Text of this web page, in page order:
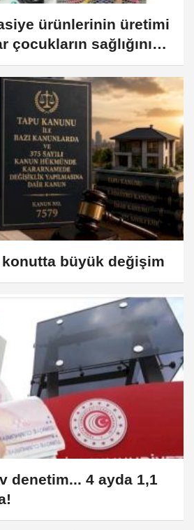
ürünlerinin üretimi
çocukların sağlığını
konutta büyük değişim
denetim... 4 ayda 1,1